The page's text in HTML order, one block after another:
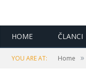
HOME ČLANCI
YOU ARE AT: Home »